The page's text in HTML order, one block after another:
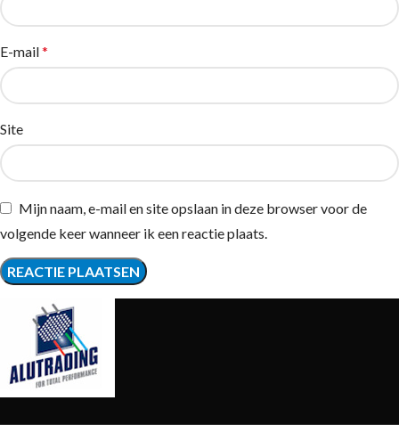
E-mail*
Site
Mijn naam, e-mail en site opslaan in deze browser voor de
volgende keer wanneer ik een reactie plaats.